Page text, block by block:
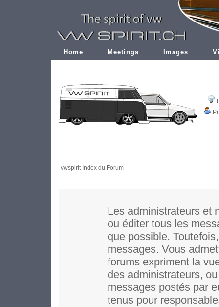
Home Meetings Images
vwspirit Index du Forum
Les administrateurs et
ou éditer tous les
que possible.
messages. Vous
forums expriment la
des administrateurs,
messages postés par
tenus pour